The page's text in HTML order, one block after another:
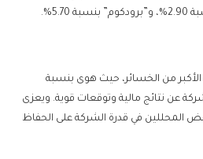
من الخسائر، حيث هوى بنسبة
الشركة عن نتائج مالية وتوقعات قوية. ويعزى
المحللين في قدرة الشركة على الحفاظ